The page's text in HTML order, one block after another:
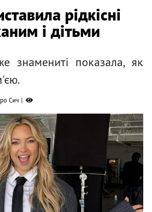
рідкісні
і дітьми
знамениті показала, як
Сич